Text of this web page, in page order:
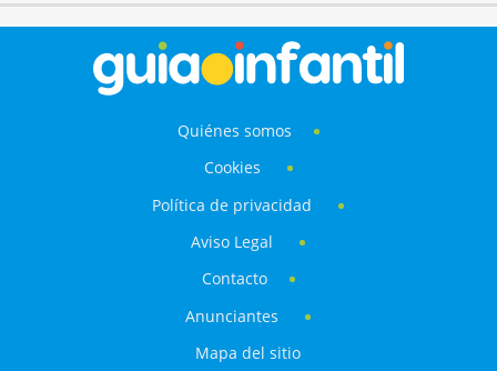
Quiénes somos
Cookies
Política de privacidad
Aviso Legal
Contacto
Anunciantes
Mapa del sitio